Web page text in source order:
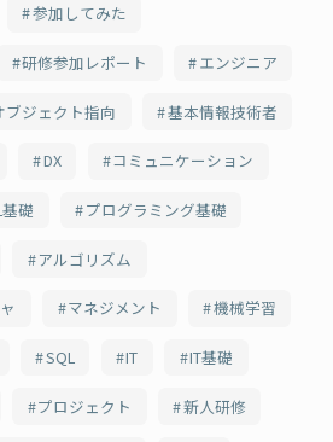
参加してみた
研修参加レポート エンジニア
ブジェクト指向 基本情報技術者
DX コミュニケーション
礎 プログラミング基礎
アルゴリズム
マネジメント 機械学習
SQL IT IT基礎
プロジェクト 新人研修